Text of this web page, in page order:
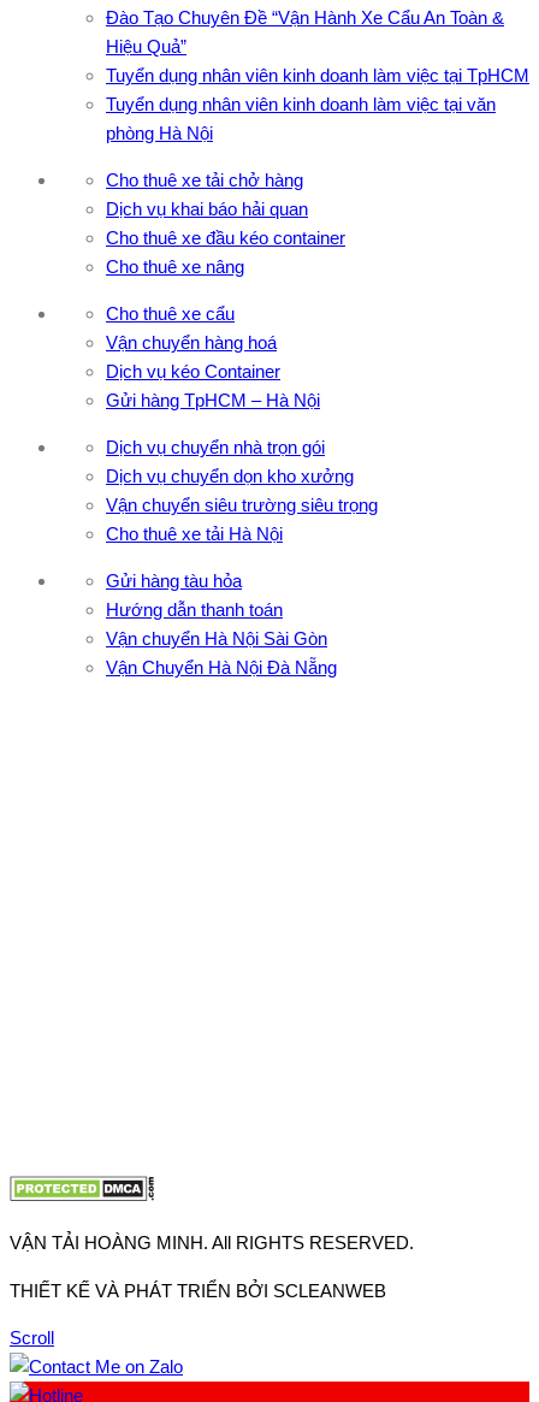
Đào Tạo Chuyên Đề “Vận Hành Xe Cẩu An Toàn &
Hiệu Quả”
Tuyển dụng nhân viên kinh doanh làm việc tại TpHCM
Tuyển dụng nhân viên kinh doanh làm việc tại văn
phòng Hà Nội
Cho thuê xe tải chở hàng
Dịch vụ khai báo hải quan
Cho thuê xe đầu kéo container
Cho thuê xe nâng
Cho thuê xe cẩu
Vận chuyển hàng hoá
Dịch vụ kéo Container
Gửi hàng TpHCM – Hà Nội
Dịch vụ chuyển nhà trọn gói
Dịch vụ chuyển dọn kho xưởng
Vận chuyển siêu trường siêu trọng
Cho thuê xe tải Hà Nội
Gửi hàng tàu hỏa
Hướng dẫn thanh toán
Vận chuyển Hà Nội Sài Gòn
Vận Chuyển Hà Nội Đà Nẵng
VẬN TẢI HOÀNG MINH. All RIGHTS RESERVED.
THIẾT KẾ VÀ PHÁT TRIỂN BỞI SCLEANWEB
Scroll